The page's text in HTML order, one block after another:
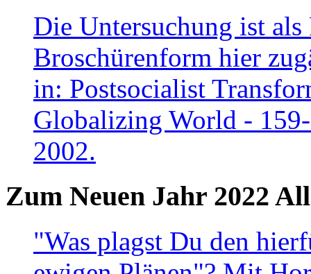
Die Untersuchung ist
Broschürenform hier
in: Postsocialist
Globalizing World -
2002.
Zum Neuen Jahr 2022
"Was plagst Du den